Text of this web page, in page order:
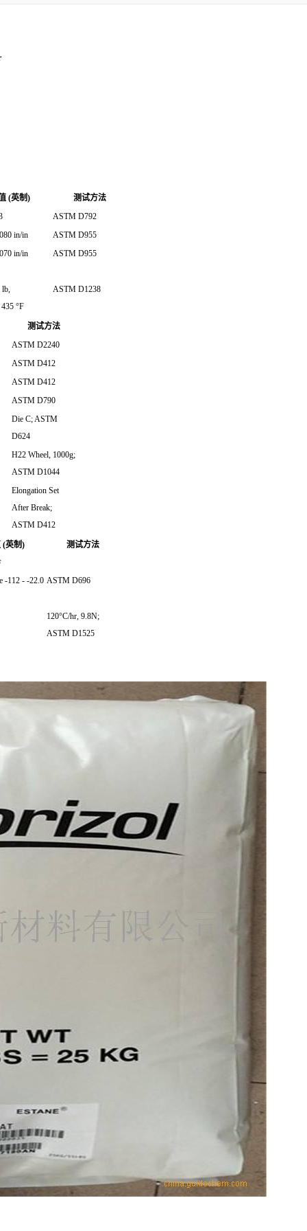
(英制)
测试方法
ASTM D792
in/in
ASTM D955
in/in
ASTM D955
lb,
435 °F
ASTM D1238
测试方法
ASTM D2240
ASTM D412
ASTM D412
ASTM D790
Die C; ASTM
D624
H22 Wheel, 1000g;
ASTM D1044
Elongation Set
After Break;
ASTM D412
(英制)
测试方法
-112 - -22.0 ASTM D696
120°C/hr, 9.8N;
ASTM D1525